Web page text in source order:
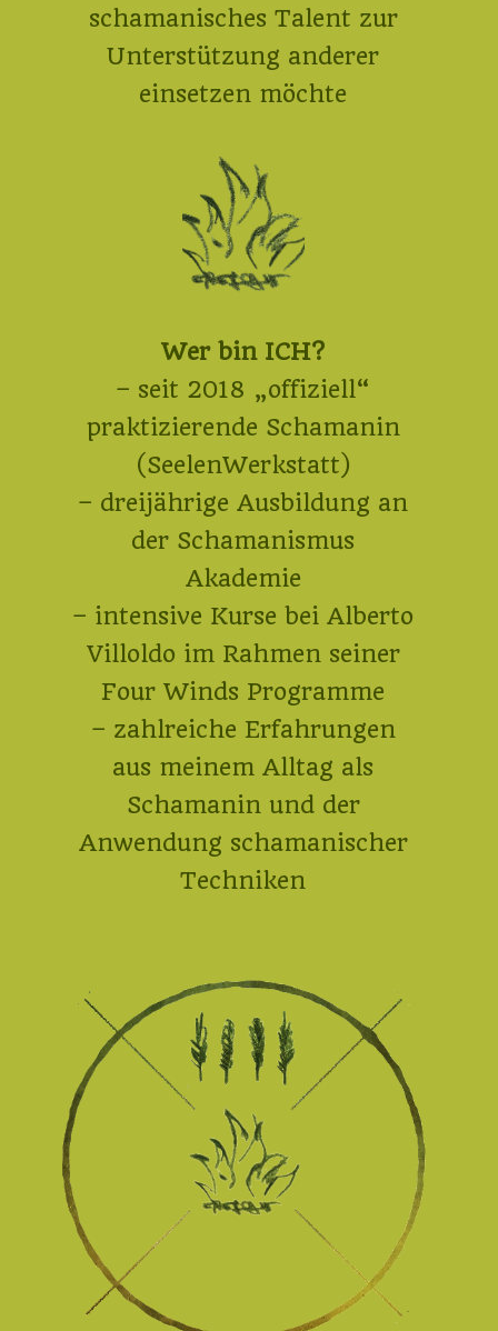
schamanisches Talent zur
Unterstützung anderer
einsetzen möchte
Wer bin ICH?
– seit 2018 „offiziell“
praktizierende Schamanin
(SeelenWerkstatt)
– dreijährige Ausbildung an
der Schamanismus
Akademie
– intensive Kurse bei Alberto
Villoldo im Rahmen seiner
Four Winds Programme
– zahlreiche Erfahrungen
aus meinem Alltag als
Schamanin und der
Anwendung schamanischer
Techniken